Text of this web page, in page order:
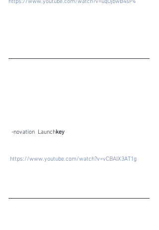
https://www.youtube.com/watch?v=uqOjbwB4sP4
  -novation  Launch
key
https://www.youtube.com/watch?v=vCBAlX3AT1g